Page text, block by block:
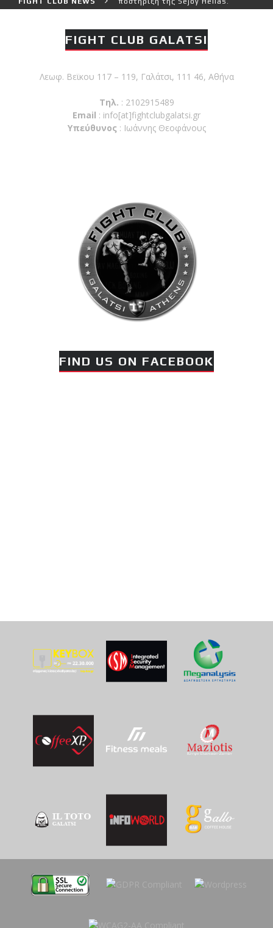
FIGHT CLUB GALATSI
Λεωφ. Βεϊκου 117 – 119, Γαλάτσι, 111 46, Αθήνα
Τηλ. : 2102915489
Email : info[at]fightclubgalatsi.gr
Υπεύθυνος : Ιωάννης Θεοφάνους
FIND US ON FACEBOOK